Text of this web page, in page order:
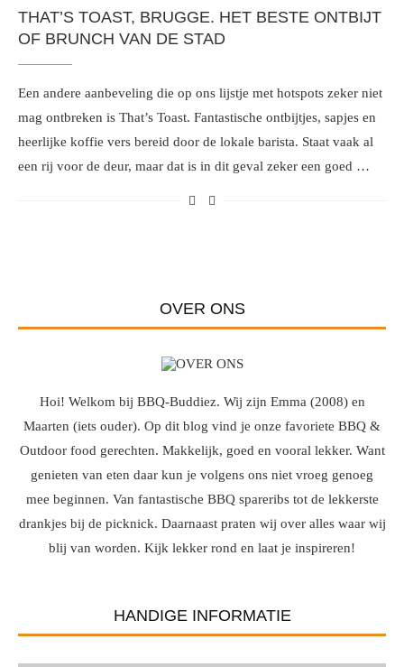
THAT’S TOAST, BRUGGE. HET BESTE ONTBIJT
OF BRUNCH VAN DE STAD
Een andere aanbeveling die op ons lijstje met hotspots zeker niet
mag ontbreken is That’s Toast. Fantastische ontbijtjes, sapjes en
heerlijke koffie vers bereid door de lokale barista. Staat vaak al
een rij voor de deur, maar dat is in dit geval zeker een goed …
OVER ONS
Hoi! Welkom bij BBQ-Buddiez. Wij zijn Emma (2008) en
Maarten (iets ouder). Op dit blog vind je onze favoriete BBQ &
Outdoor food gerechten. Makkelijk, goed en vooral lekker. Want
genieten van eten daar kun je volgens ons niet vroeg genoeg
mee beginnen. Van fantastische BBQ spareribs tot de lekkerste
drankjes bij de picknick. Daarnaast praten wij over alles waar wij
blij van worden. Kijk lekker rond en laat je inspireren!
HANDIGE INFORMATIE